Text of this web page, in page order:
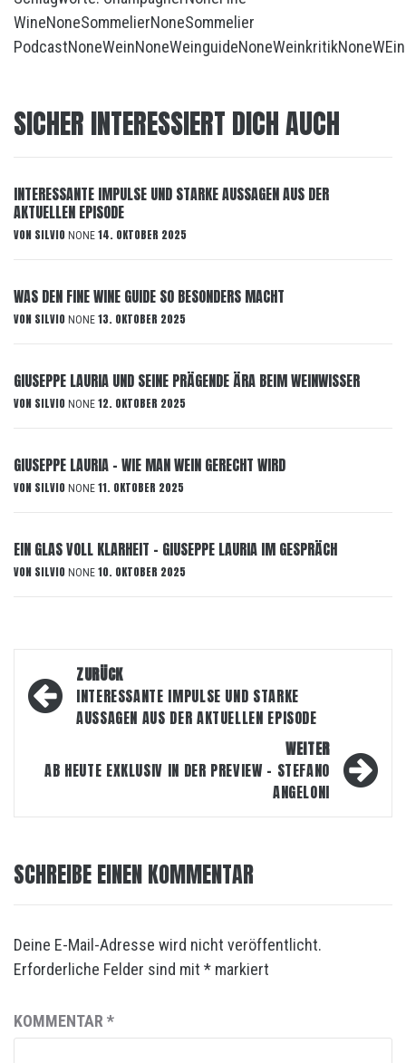
WineNoneSommelierNoneSommelier
PodcastNoneWeinNoneWeinguideNoneWeinkritikNone
SICHER INTERESSIERT DICH AUCH
INTERESSANTE IMPULSE UND STARKE AUSSAGEN AUS DER
AKTUELLEN EPISODE
VON SILVIO NONE 14. OKTOBER 2025
WAS DEN FINE WINE GUIDE SO BESONDERS MACHT
VON SILVIO NONE 13. OKTOBER 2025
GIUSEPPE LAURIA UND SEINE PRÄGENDE ÄRA BEIM WEINWISSER
VON SILVIO NONE 12. OKTOBER 2025
GIUSEPPE LAURIA – WIE MAN WEIN GERECHT WIRD
VON SILVIO NONE 11. OKTOBER 2025
EIN GLAS VOLL KLARHEIT – GIUSEPPE LAURIA IM GESPRÄCH
VON SILVIO NONE 10. OKTOBER 2025
Beitragsnavigation
ZURÜCK
INTERESSANTE IMPULSE UND STARKE
AUSSAGEN AUS DER AKTUELLEN EPISODE
WEITER
AB HEUTE EXKLUSIV IN DER PREVIEW – STEFANO
ANGELONI
SCHREIBE EINEN KOMMENTAR
Deine E-Mail-Adresse wird nicht veröffentlicht.
Erforderliche Felder sind mit * markiert
KOMMENTAR *